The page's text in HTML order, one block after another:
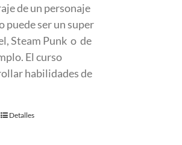
de un personaje
puede ser un super
Steam Punk o de
El curso
habilidades de
Detalles